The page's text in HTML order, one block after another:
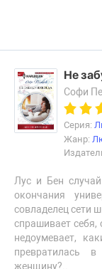
Не
Софи
Серия:
Жанр:
Лус и Бен
окончания
совладелец сети
спрашивает себя,
недоумевает,
превратилась
женщину?..